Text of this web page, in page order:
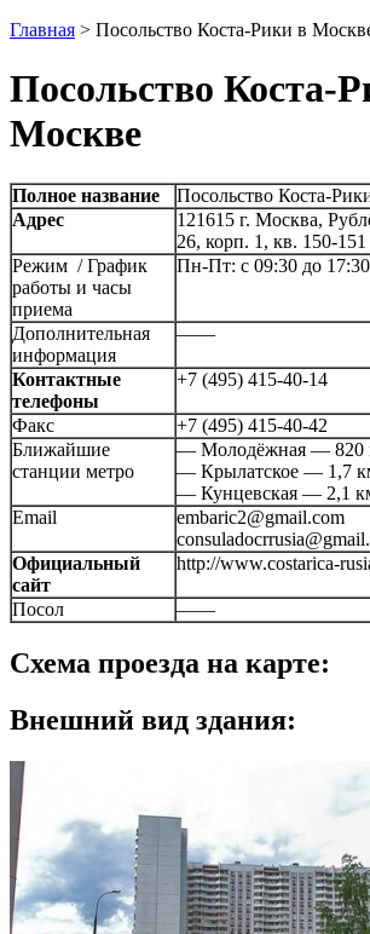
Главная > Посольство Коста-Рики в
Посольство Коста-
Москве
Полное название
Посольство Коста-
Адрес
121615 г. Москва,
26, корп. 1, кв. 150-151
Режим / График
работы и часы
приема
Пн-Пт: с 09:30 до 17:30
Дополнительная
информация
——
Контактные
телефоны
+7 (495) 415-40-14
Факс
+7 (495) 415-40-42
Ближайшие
станции метро
— Молодёжная — 820
— Крылатское — 1,7
— Кунцевская — 2,1
Email
embaric2@gmail.com
Официальный
сайт
http://www.costarica-
Посол ——
Схема проезда на карте:
Внешний вид здания: